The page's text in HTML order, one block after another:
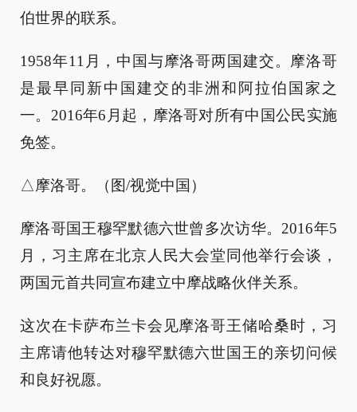
伯世界的联系。
1958年11月，中国与摩洛哥两国建交。摩洛哥
是最早同新中国建交的非洲和阿拉伯国家之
一。2016年6月起，摩洛哥对所有中国公民实施
免签。
△摩洛哥。（图/视觉中国）
摩洛哥国王穆罕默德六世曾多次访华。2016年5
月，习主席在北京人民大会堂同他举行会谈，
两国元首共同宣布建立中摩战略伙伴关系。
这次在卡萨布兰卡会见摩洛哥王储哈桑时，习
主席请他转达对穆罕默德六世国王的亲切问候
和良好祝愿。